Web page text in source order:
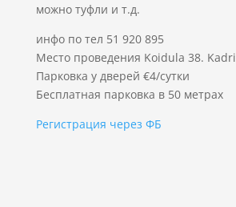
можно туфли и т.д.
инфо по тел 51 920 895
Место проведения Koidula 38.
Парковка у дверей €4/сутки
Бесплатная парковка в 50 метрах
Регистрация через ФБ